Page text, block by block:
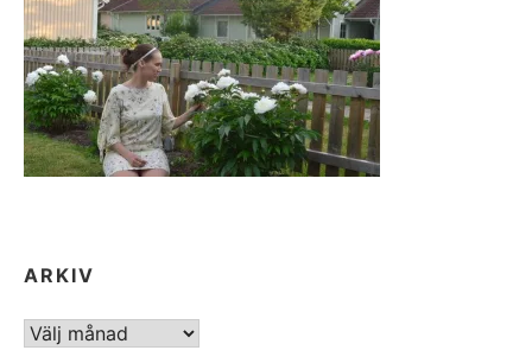
ARKIV
ARKIV